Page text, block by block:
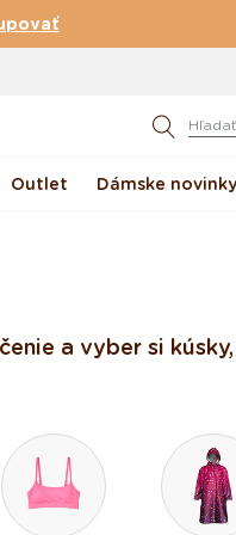
Hľadať
Outlet Dámske novinky
a vyber si